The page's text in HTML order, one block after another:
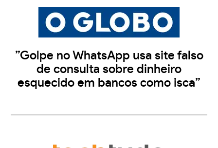
”Golpe no WhatsApp usa site falso
de consulta sobre dinheiro
esquecido em bancos como isca”